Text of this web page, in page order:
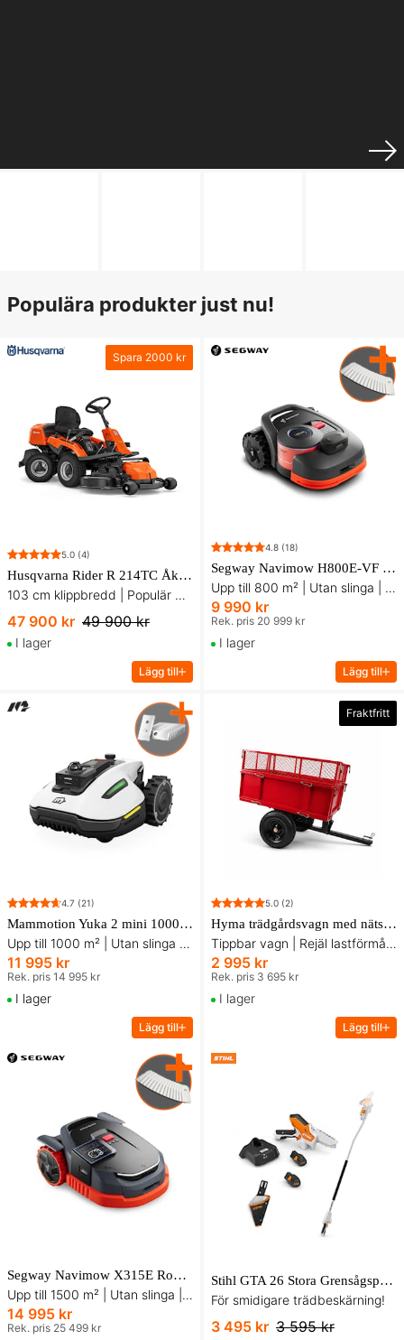
Populära produkter just nu!
Spara 2000 kr
5.0 (4)
Husqvarna Rider R 214TC Åkgräsklippare - inkl. 103 cm klippaggregat
103 cm klippbredd | Populär modell
47 900 kr 49 900 kr
I lager
Lägg till
4.8 (18)
Segway Navimow H800E-VF Robotgräsklippare - 12-pack knivar på köpet!
Upp till 800 m² | Utan slinga | Med systematisk klippning
9 990 kr
Rek. pris 20 999 kr
I lager
Lägg till
4.7 (21)
Mammotion Yuka 2 mini 1000 Robotgräsklippare - 24-pack knivar på köpet!
Upp till 1000 m² | Utan slinga | 360° LiDAR + AI-vision
11 995 kr
Rek. pris 14 995 kr
I lager
Lägg till
Fraktfritt
5.0 (2)
Hyma trädgårdsvagn med nätsidor
Tippbar vagn | Rejäl lastförmåga | Populärt val!
2 995 kr
Rek. pris 3 695 kr
I lager
Lägg till
Segway Navimow X315E Robotgräsklippare - Premium maskin till fyndpris!
Upp till 1500 m² | Utan slinga | Med AI Assist Mapping
14 995 kr
Rek. pris 25 499 kr
Stihl GTA 26 Stora Grensågspaketet
För smidigare trädbeskärning!
3 495 kr 3 595 kr